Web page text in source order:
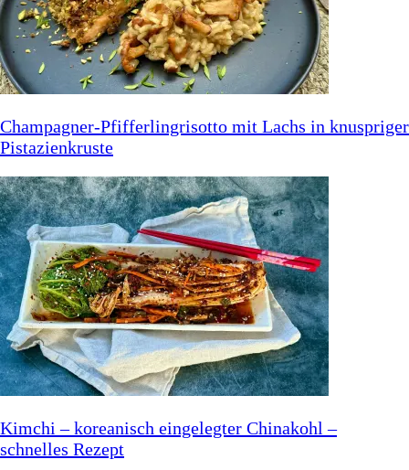
Champagner-Pfifferlingrisotto mit Lachs in knuspriger
Pistazienkruste
Kimchi – koreanisch eingelegter Chinakohl –
schnelles Rezept